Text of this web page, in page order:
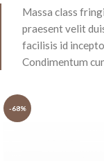
Massa class
praesent velit
facilisis id
Condimentum
-68%